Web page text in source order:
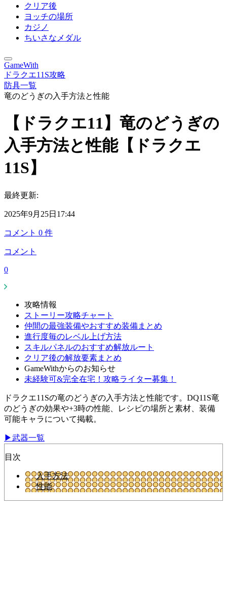
クリア後
ヨッチの場所
カジノ
ちいさなメダル
GameWith
ドラクエ11S攻略
防具一覧
竜のどうぎの入手方法と性能
【ドラクエ11】竜のどうぎの
入手方法と性能【ドラクエ
11S】
最終更新:
2025年9月25日17:44
コメント 0 件
コメント
0
攻略情報
ストーリー攻略チャート
仲間の最強装備やおすすめ装備まとめ
進行度毎のレベル上げ方法
スキルパネルのおすすめ解放ルート
クリア後の解放要素まとめ
GameWithからのお知らせ
未経験可&完全在宅！攻略ライター募集！
ドラクエ11Sの竜のどうぎの入手方法と性能です。DQ11S竜
のどうぎの効果や+3時の性能、レシピの場所と素材、装備
可能キャラについて掲載。
▶武器一覧
目次
入手方法
性能